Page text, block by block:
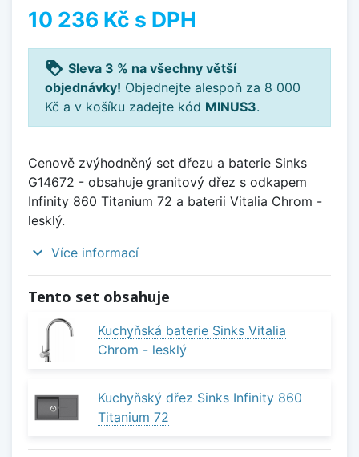
10 236 Kč s DPH
loyalty Sleva 3 % na všechny větší
objednávky! Objednejte alespoň za 8 000
Kč a v košíku zadejte kód MINUS3.
Cenově zvýhodněný set dřezu a baterie Sinks
G14672 - obsahuje granitový dřez s odkapem
Infinity 860 Titanium 72 a baterii Vitalia Chrom -
lesklý.
expand_more Více informací
Tento set obsahuje
Kuchyňská baterie Sinks Vitalia
Chrom - lesklý
Kuchyňský dřez Sinks Infinity 860
Titanium 72